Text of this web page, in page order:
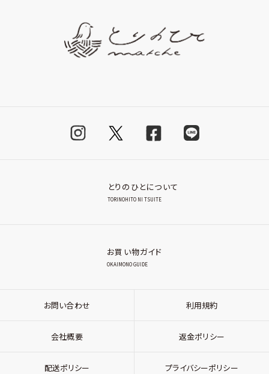
とりのひとについて
TORINOHITO NI TSUITE
お買い物ガイド
OKAIMONO GUIDE
お問い合わせ 利用規約
会社概要 返金ポリシー
配送ポリシー プライバシーポリシー